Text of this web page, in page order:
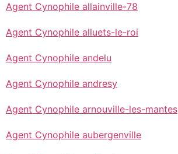
Agent Cynophile allainville-78
Agent Cynophile alluets-le-roi
Agent Cynophile andelu
Agent Cynophile andresy
Agent Cynophile arnouville-les-mantes
Agent Cynophile aubergenville